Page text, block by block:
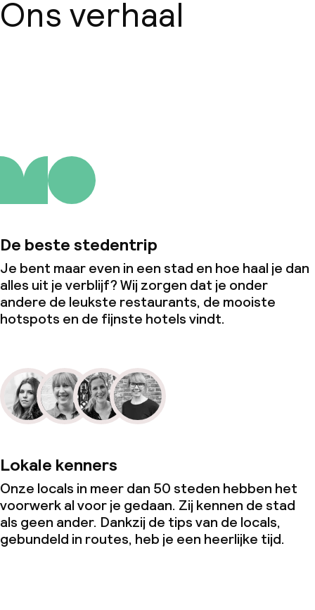
Ons verhaal
De beste stedentrip
Je bent maar even in een stad en hoe haal je dan
alles uit je verblijf? Wij zorgen dat je onder
andere de leukste restaurants, de mooiste
hotspots en de fijnste hotels vindt.
Lokale kenners
Onze locals in meer dan 50 steden hebben het
voorwerk al voor je gedaan. Zij kennen de stad
als geen ander. Dankzij de tips van de locals,
gebundeld in routes, heb je een heerlijke tijd.